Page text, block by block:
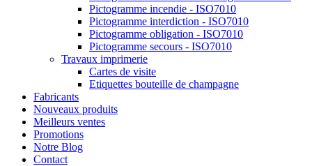
Pictogramme incendie - ISO7010
Pictogramme interdiction - ISO7010
Pictogramme obligation - ISO7010
Pictogramme secours - ISO7010
Travaux imprimerie
Cartes de visite
Etiquettes bouteille de champagne
Fabricants
Nouveaux produits
Meilleurs ventes
Promotions
Notre Blog
Contact